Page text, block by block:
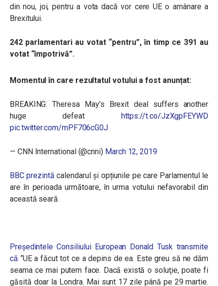
din nou, joi, pentru a vota dacă vor cere UE o amânare a
Brexitului.
242 parlamentari au votat “pentru”, în timp ce 391 au
votat “împotrivă”.
Momentul în care rezultatul votului a fost anunțat:
BREAKING: Theresa May’s Brexit deal suffers another
huge defeat https://t.co/JzXgpFEYWD
pic.twitter.com/mPF706cG0J
— CNN International (@cnni) March 12, 2019
BBC prezintă calendarul și opțiunile pe care Parlamentul le
are în perioada următoare, în urma votului nefavorabil din
această seară.
Președintele Consiliului European Donald Tusk transmite
că “UE a făcut tot ce a depins de ea. Este greu să ne dăm
seama ce mai putem face. Dacă există o soluţie, poate fi
găsită doar la Londra. Mai sunt 17 zile până pe 29 martie.